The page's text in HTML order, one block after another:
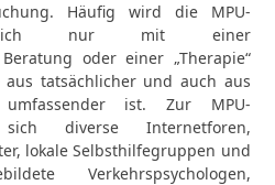
Häufig wird die MPU-
nur mit einer
oder einer „Therapie“
tatsächlicher und auch aus
ist. Zur MPU-
diverse Internetforen,
lokale Selbsthilfegruppen und
Verkehrspsychologen,